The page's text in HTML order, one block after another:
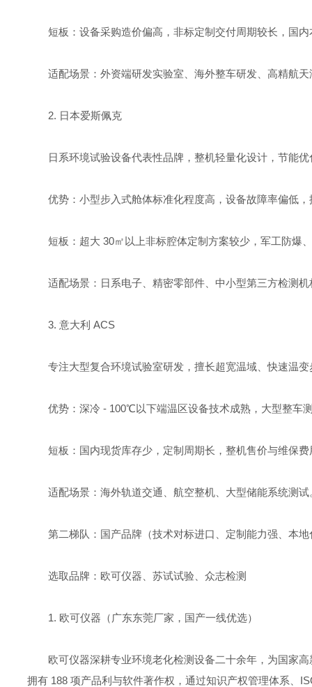
短板：设备采购造价偏高，非标定制交付周期较长，国
适配场景：外资端研发实验室、海外整车研发、高精航
2. 日本爱斯佩克
日系环境试验设备代表性品牌，整机轻量化设计，节能
优势：小型步入式舱体标准化程度高，设备故障率偏低
短板：超大 30㎡以上非标腔体定制方案较少，军工防爆
适配场景：日系电子、精密零部件、中小型第三方检测机
3. 意大利 ACS
专注大型复合环境试验室研发，擅长超宽温域、快速温
优势：深冷 - 100℃以下端温区设备技术成熟，大型整车
短板：国内现货库存少，定制周期长，整机售价与维保费
适配场景：海外轨道交通、航空整机、大型储能系统测试
第二梯队：国产品牌（技术对标进口、定制能力强、本
选取品牌：欧可仪器、苏试试验、众志检测
1. 欧可仪器（广东东莞厂家，国产一线优选）
欧可仪器深耕专业环境老化检测设备二十余年，为国家
拥有 188 项产品利与软件著作权，通过知识产权管理体系、